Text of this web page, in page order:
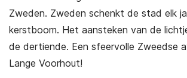
Zweden. Zweden schenkt de stad elk
kerstboom. Het aansteken van de
de dertiende. Een sfeervolle Zweedse
Lange Voorhout!